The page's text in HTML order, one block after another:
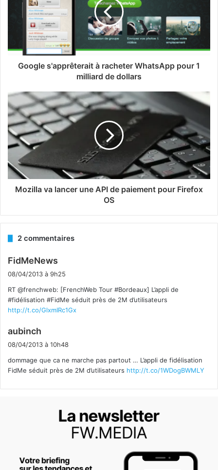
Google s'apprêterait à racheter WhatsApp pour 1
milliard de dollars
Mozilla va lancer une API de paiement pour Firefox
OS
2 commentaires
FidMeNews
:
08/04/2013 à 9h25
RT @frenchweb: [FrenchWeb Tour #Bordeaux] L’appli de
#fidélisation #FidMe séduit près de 2M d’utilisateurs
http://t.co/GlxmIRc1Gx
aubinch
:
08/04/2013 à 10h48
dommage que ca ne marche pas partout … L’appli de fidélisation
FidMe séduit près de 2M d’utilisateurs http://t.co/1WDogBWMLY